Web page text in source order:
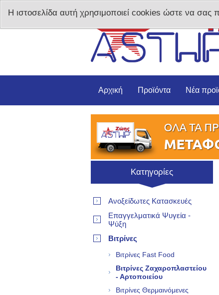
Αρχική Προϊόντα Νέα
Κατηγορίες
Ανοξείδωτες Κατασκευές
Επαγγελματικά Ψυγεία -
Ψύξη
Βιτρίνες
Βιτρίνες Fast Food
Βιτρίνες Ζαχαροπλαστείου
- Αρτοποιείου
Βιτρίνες Θερμαινόμενες
Η ιστοσελίδα αυτή χρησιμοποιεί cookies ώστε να σας